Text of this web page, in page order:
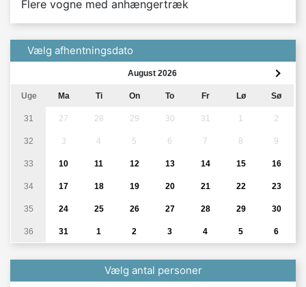
Flere vogne med anhængertræk
Vælg afhentningsdato
August 2026
Uge Ma Ti On To Fr Lø Sø
31 27 28 29 30 31 1 2
32 3 4 5 6 7 8 9
33 10 11 12 13 14 15 16
34 17 18 19 20 21 22 23
35 24 25 26 27 28 29 30
36 31 1 2 3 4 5 6
Vælg antal personer